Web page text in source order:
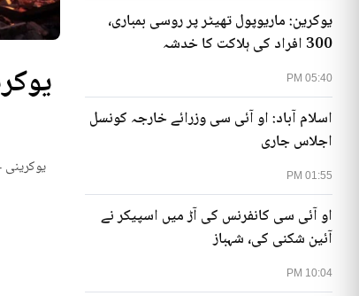
05:40 PM
یوکرین: ماریوپول تھیٹر پر روسی بمباری،
300 افراد کی ہلاکت کا خدشہ
01:55 PM
اسلام آباد: او آئی سی وزرائے خارجہ کونسل
اجلاس جاری
10:04 PM
او آئی سی کانفرنس کی آڑ میں اسپیکر نے
آئین شکنی کی، شہباز
یوکرینی